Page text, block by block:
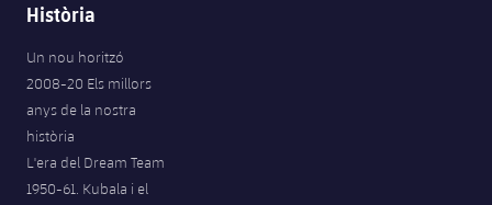
Història
Un nou horitzó
2008-20 Els millors
anys de la nostra
història
L'era del Dream Team
1950-61. Kubala i el